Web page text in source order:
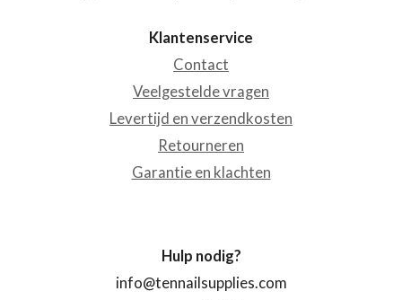
Klantenservice
Contact
Veelgestelde vragen
Levertijd en verzendkosten
Retourneren
Garantie en klachten
Hulp nodig?
info@tennailsupplies.com